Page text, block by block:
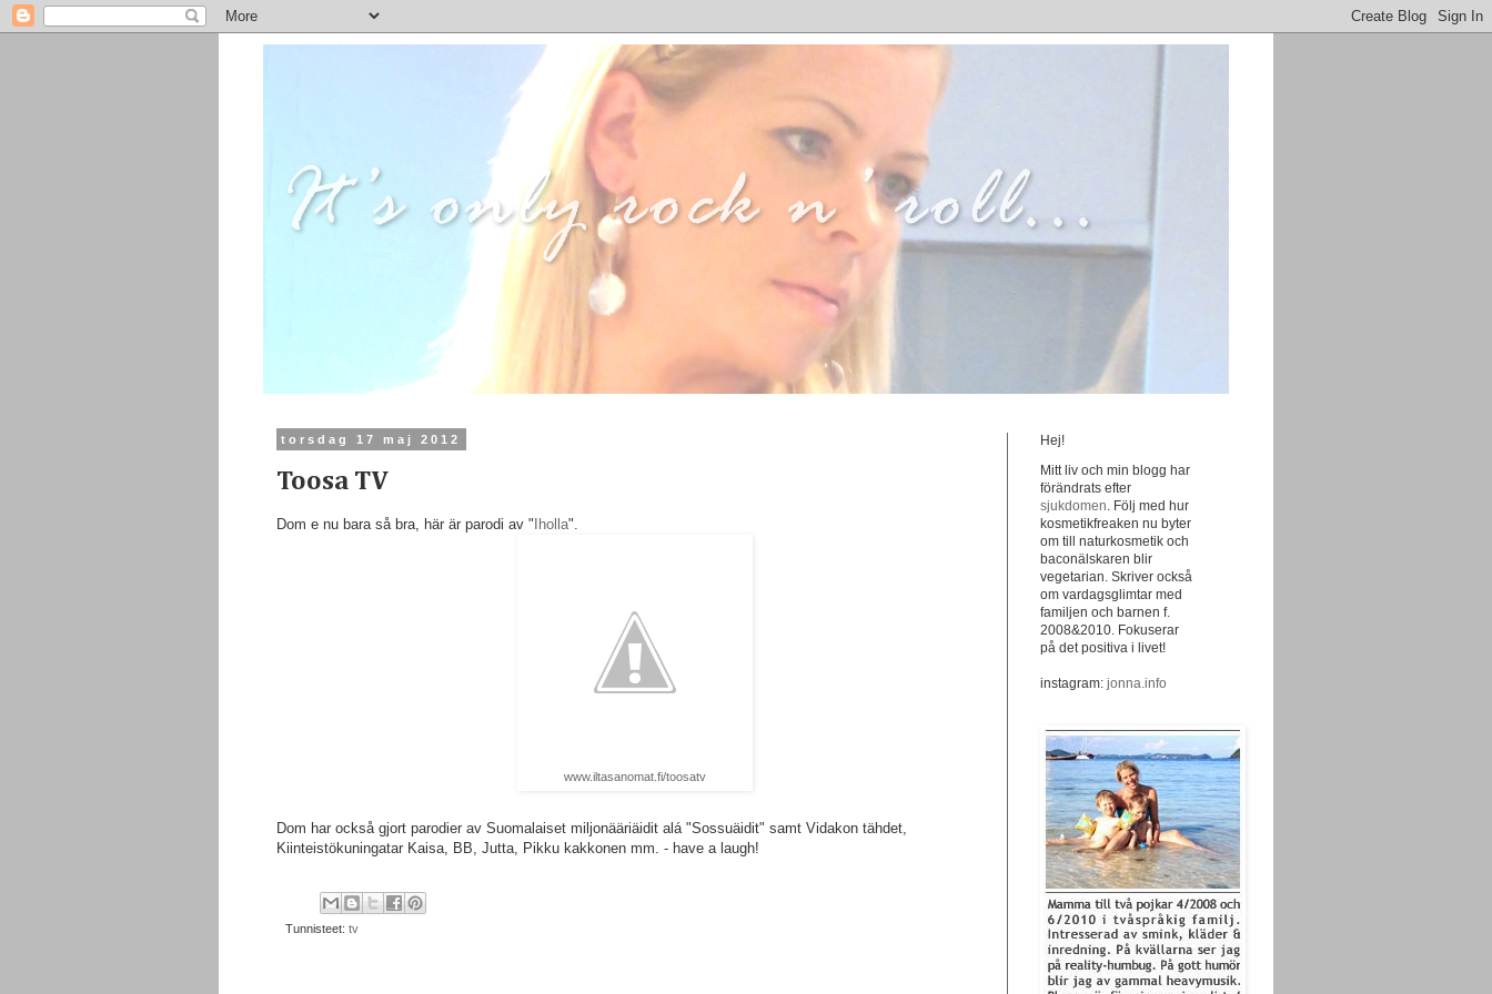
torsdag 17 maj 2012
Toosa TV
Dom e nu bara så bra, här är parodi av " Iholla".
www.iltasanomat.fi/toosatv
Dom har också gjort parodier av Suomalaiset miljonääriäidit alá "Sossuäidit" samt Vidakon tähdet,
Kiinteistökuningatar Kaisa, BB, Jutta, Pikku kakkonen mm. - have a laugh!
Tunnisteet: tv
Hej!
Mitt liv och min blogg har
förändrats efter
sjukdomen. Följ med hur
kosmetikfreaken nu byter
om till naturkosmetik och
baconälskaren blir
vegetarian. Skriver också
om vardagsglimtar med
familjen och barnen f.
2008&2010. Fokuserar
på det positiva i livet!
instagram: jonna.info